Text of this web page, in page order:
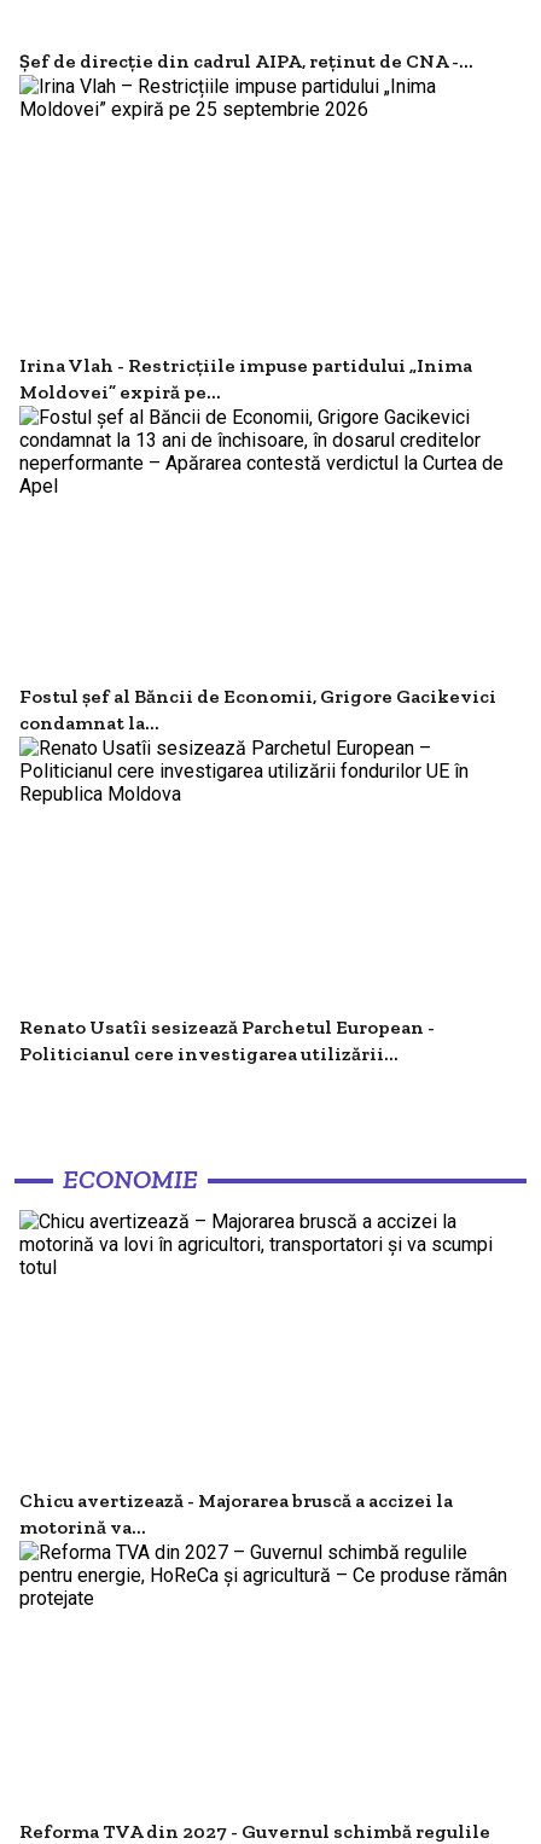
Șef de direcție din cadrul AIPA, reținut de CNA -...
Irina Vlah - Restricțiile impuse partidului „Inima
Moldovei” expiră pe...
Fostul șef al Băncii de Economii, Grigore Gacikevici
condamnat la...
Renato Usatîi sesizează Parchetul European -
Politicianul cere investigarea utilizării...
ECONOMIE
Chicu avertizează - Majorarea bruscă a accizei la
motorină va...
Reforma TVA din 2027 - Guvernul schimbă regulile